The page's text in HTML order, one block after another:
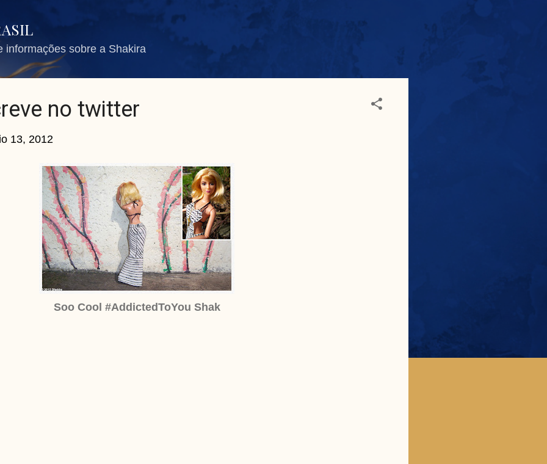
Pular para o conteúdo principal
informações sobre a Shakira
no twitter
13, 2012
Soo Cool #AddictedToYou Shak